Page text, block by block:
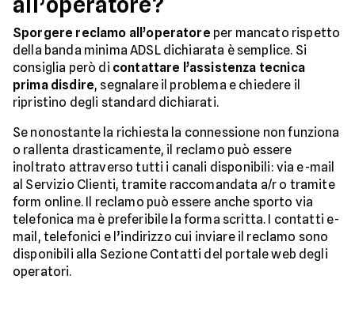
Sporgere reclamo all’operatore per mancato rispetto
della banda minima ADSL dichiarata è semplice. Si
consiglia però di contattare l’assistenza tecnica
prima disdire, segnalare il problema e chiedere il
ripristino degli standard dichiarati.
Se nonostante la richiesta la connessione non funziona
o rallenta drasticamente, il reclamo può essere
inoltrato attraverso tutti i canali disponibili: via e-mail
al Servizio Clienti, tramite raccomandata a/r o tramite
form online. Il reclamo può essere anche sporto via
telefonica ma è preferibile la forma scritta. I contatti e-
mail, telefonici e l’indirizzo cui inviare il reclamo sono
disponibili alla Sezione Contatti del portale web degli
operatori.